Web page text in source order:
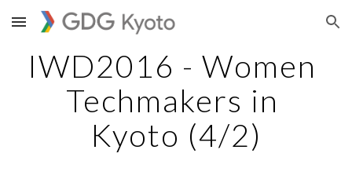
Skip to main content Skip to navigation
IWD2016 - Women
Techmakers in
Kyoto (4/2)